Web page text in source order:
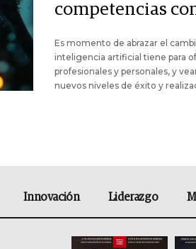
competencias
Es momento de abrazar el
inteligencia artificial tiene para
profesionales y personales, y
nuevos niveles de éxito y
Innovación Liderazgo